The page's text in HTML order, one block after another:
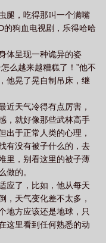
丐世英雄电影1992国语 丐世
国语版高清 丐世英雄许冠
丐世英雄1992粤语版在线播
国语版 丐世英雄电影演员
雄许冠文粤语百度 丐世英雄
清免费观看 丐世英雄许冠
腿，吃得那叫一个满嘴
的狗血电视剧，乐得哈哈
体呈现一种诡异的姿
么越来越糟糕了！”他不
他晃了晃自制吊床，继
近天气冷得有点厉害，
，就好像那些武林高手
出于正常人类的心理，
有没有被子什么的，去
里，别看这里的被子薄
做的。
应了，比如，他从每天
，天气变化差不太多，
地方应该还是地球，只
这里看到任何熟悉的动